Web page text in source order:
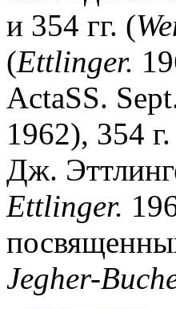
и 354 гг. (
(Ettlinger.
ActaSS.
1962), 354
Дж.
Ettlinger.
Jegher-